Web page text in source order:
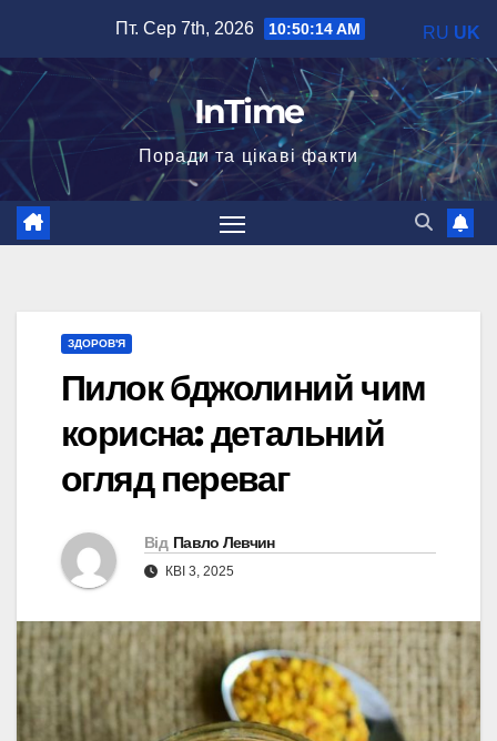
вмісту
Пт. Сер 7th, 2026 10:50:16 AM
InTime
Поради та цікаві факти
ЗДОРОВ'Я
Пилок бджолиний чим
корисна: детальний
огляд переваг
Від Павло Левчин
КВІ 3, 2025
RU UK